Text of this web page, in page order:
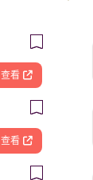
查看
查看